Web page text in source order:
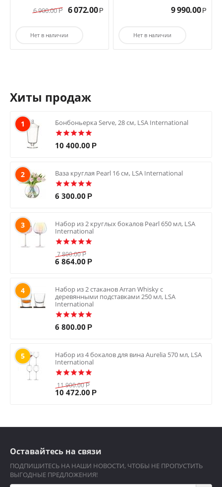
6 900.00 Р 6 072.00 Р
Нет в наличии
9 990.00 Р
Нет в наличии
Хиты продаж
1 Бонбоньерка Serve, 28 см, LSA International
10 400.00 Р
2 Ваза круглая Pearl 16 см, LSA International
6 300.00 Р
3
Набор из 2 круглых бокалов Pearl 650 мл, LSA
International
7 800.00 Р
6 864.00 Р
4
Набор из 2 стаканов Arran Whisky с
деревянными подставками 250 мл, LSA
International
6 800.00 Р
5
Набор из 4 бокалов для вина Aurelia 570 мл, LSA
International
11 900.00 Р
10 472.00 Р
Оставайтесь на связи
ПОДПИШИТЕСЬ НА НАШИ НОВОСТИ, ЧТОБЫ НЕ ПРОПУСТИТЬ
ВЫГОДНЫЕ ПРЕДЛОЖЕНИЯ!